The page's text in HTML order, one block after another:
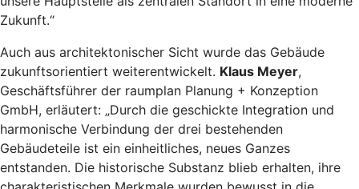
Zukunft.“
Auch aus architektonischer Sicht wurde das Gebäude
zukunftsorientiert weiterentwickelt. Klaus Meyer,
Geschäftsführer der raumplan Planung + Konzeption
GmbH, erläutert: „Durch die geschickte Integration und
harmonische Verbindung der drei bestehenden
Gebäudeteile ist ein einheitliches, neues Ganzes
entstanden. Die historische Substanz blieb erhalten, ihre